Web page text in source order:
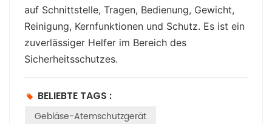
auf Schnittstelle, Tragen, Bedienung, Gewicht,
Reinigung, Kernfunktionen und Schutz. Es ist ein
zuverlässiger Helfer im Bereich des
Sicherheitsschutzes.
BELIEBTE TAGS :
Gebläse-Atemschutzgerät